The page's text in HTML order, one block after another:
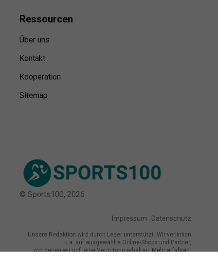
Ressourcen
Über uns
Kontakt
Kooperation
Sitemap
© Sports100, 2026
Impressum Datenschutz
Unsere Redaktion wird durch Leser unterstützt. Wir verlinken
u.a. auf ausgewählte Online-Shops und Partner,
von denen wir ggf. eine Vergütung erhalten.Mehr erfahren.